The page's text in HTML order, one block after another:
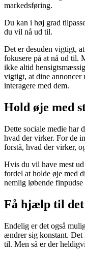
markedsføring.
Du kan i høj grad
du vil nå ud til.
Det er desuden vigtigt,
fokusere på at nå ud til.
ikke altid
vigtigt, at dine
interagere med dem.
Hold øje med
Dette sociale medie har
hvad der virker. For de
forstå, hvad der virker,
Hvis du vil have mest
fordel at holde øje med
nemlig løbende
Få hjælp til det
Endelig er det også
ændrer sig konstant.
til. Men så er der